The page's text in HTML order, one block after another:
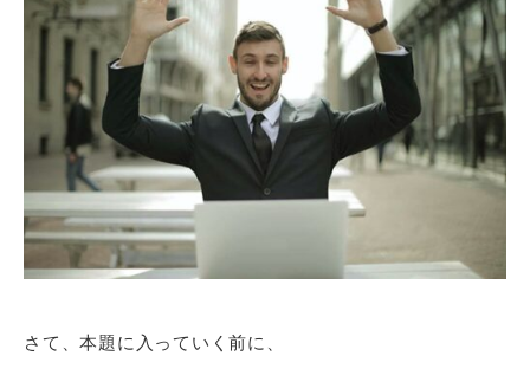
さて、本題に入っていく前に、